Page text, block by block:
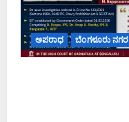
ಅಪರಾಧ ಬೆಂಗಳೂರು ನಗರ